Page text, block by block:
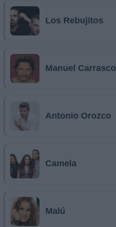
Los Rebujitos
Manuel Carrasco
Antonio Orozco
Camela
Malú